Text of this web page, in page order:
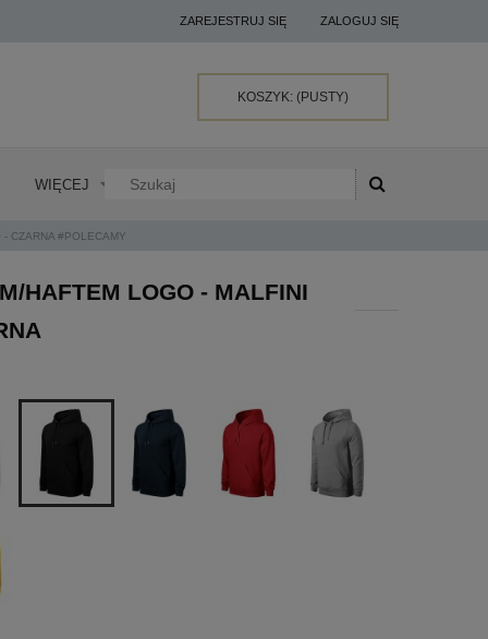
ZAREJESTRUJ SIĘ ZALOGUJ SIĘ
KOSZYK: (PUSTY)
WIĘCEJ
CZARNA #POLECAMY
HAFTEM LOGO - MALFINI